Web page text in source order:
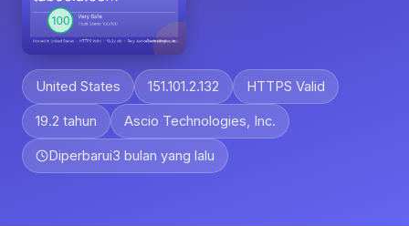
United States 151.101.2.132 HTTPS Valid
19.2 tahun Ascio Technologies, Inc.
Diperbarui3 bulan yang lalu